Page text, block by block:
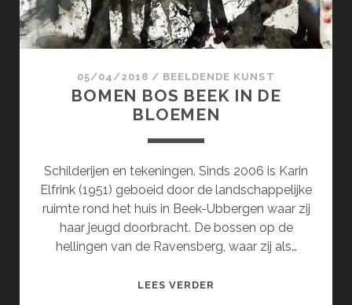
05/04/2018 / BEELDENDE KUNST
BOMEN BOS BEEK IN DE
BLOEMEN
Schilderijen en tekeningen. Sinds 2006 is Karin
Elfrink (1951) geboeid door de landschappelijke
ruimte rond het huis in Beek-Ubbergen waar zij
haar jeugd doorbracht. De bossen op de
hellingen van de Ravensberg, waar zij als…
LEES VERDER